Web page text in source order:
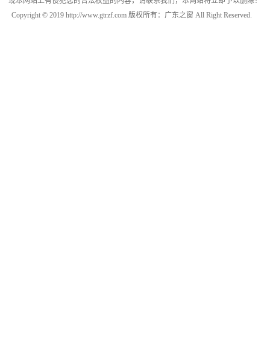
Copyright © 2019 http://www.gtrzf.com 版权所有：广东之窗 All Right Reserved.